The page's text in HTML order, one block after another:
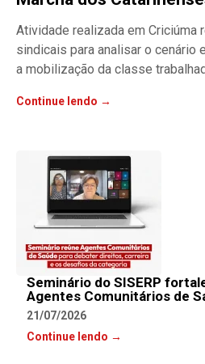
Atividade realizada em Criciúma
sindicais para analisar o cenário
a mobilização da classe
Continue lendo →
Seminário do SISERP
Agentes Comunitários de
21/07/2026
Continue lendo →